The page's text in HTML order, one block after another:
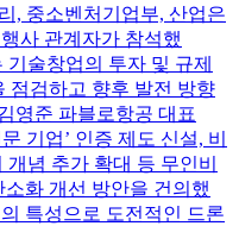
, 중소벤처기업부, 산업은
사 관계자가 참석했
술창업의 투자 및 규제
점검하고 향후 발전 방향
영준 파블로항공 대표
기업’ 인증 제도 신설, 비
개념 추가 확대 등 무인비
화 개선 방안을 건의했
특성으로 도전적인 드론